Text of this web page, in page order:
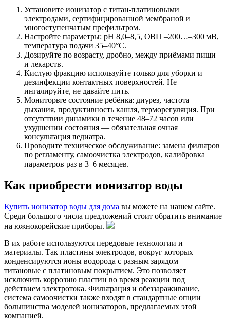
Установите ионизатор с титан-платиновыми
электродами, сертифицированной мембраной и
многоступенчатым префильтром.
Настройте параметры: pH 8,0–8,5, ОВП –200…–300 мВ,
температура подачи 35–40°C.
Дозируйте по возрасту, дробно, между приёмами пищи
и лекарств.
Кислую фракцию используйте только для уборки и
дезинфекции контактных поверхностей. Не
ингалируйте, не давайте пить.
Мониторьте состояние ребёнка: диурез, частота
дыхания, продуктивность кашля, терморегуляция. При
отсутствии динамики в течение 48–72 часов или
ухудшении состояния — обязательная очная
консультация педиатра.
Проводите техническое обслуживание: замена фильтров
по регламенту, самоочистка электродов, калибровка
параметров раз в 3–6 месяцев.
Как приобрести ионизатор воды
Купить ионизатор воды для дома вы можете на нашем сайте.
Среди большого числа предложений стоит обратить внимание
на южнокорейские приборы.
В их работе используются передовые технологии и
материалы. Так пластины электродов, вокруг которых
конденсируются ионы водорода с разным зарядом –
титановые с платиновым покрытием. Это позволяет
исключить коррозию пластин во время реакции под
действием электротока. Фильтрация и обеззараживание,
система самоочистки также входят в стандартные опции
большинства моделей ионизаторов, предлагаемых этой
компанией.